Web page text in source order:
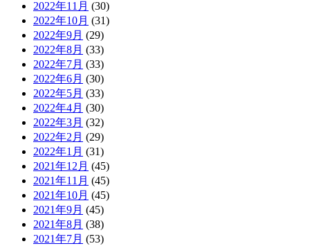
2022年11月 (30)
2022年10月 (31)
2022年9月 (29)
2022年8月 (33)
2022年7月 (33)
2022年6月 (30)
2022年5月 (33)
2022年4月 (30)
2022年3月 (32)
2022年2月 (29)
2022年1月 (31)
2021年12月 (45)
2021年11月 (45)
2021年10月 (45)
2021年9月 (45)
2021年8月 (38)
2021年7月 (53)